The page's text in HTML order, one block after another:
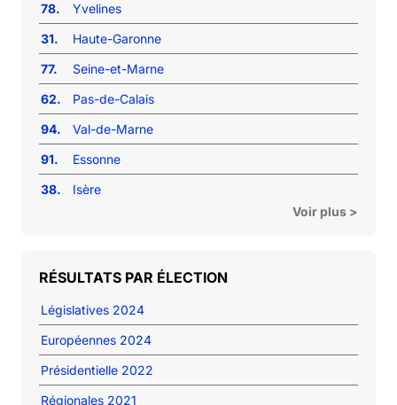
78.
Yvelines
31.
Haute-Garonne
77.
Seine-et-Marne
62.
Pas-de-Calais
94.
Val-de-Marne
91.
Essonne
38.
Isère
Voir plus >
RÉSULTATS PAR ÉLECTION
Législatives 2024
Européennes 2024
Présidentielle 2022
Régionales 2021